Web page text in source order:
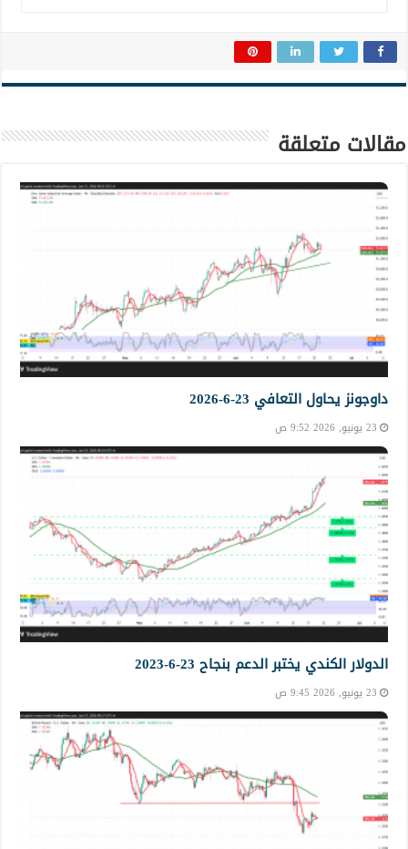
مقالات متعلقة
داوجونز يحاول التعافي 23-6-2026
23 يونيو, 2026 9:52 ص
الدولار الكندي يختبر الدعم بنجاح 23-6-2023
23 يونيو, 2026 9:45 ص